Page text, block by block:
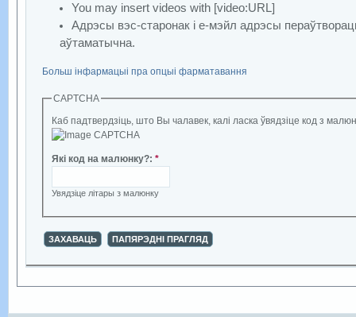
You may insert videos with [video:URL]
Адрэсы вэс-старонак і е-мэйл адрэсы
аўтаматычна.
Больш інфармацыі пра опцыі фарматавання
CAPTCHA
Каб падтвердзіць, што Вы чалавек, калі ласка ўвядзіце код з
Які код на малюнку?: *
Увядзіце літары з малюнку